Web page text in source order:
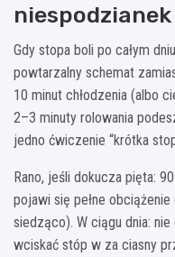
niespodzianek
Gdy stopa boli po całym
powtarzalny schemat
10 minut chłodzenia (albo
2–3 minuty rolowania
jedno ćwiczenie “krótka
Rano, jeśli dokucza pięta:
pojawi się pełne
siedząco). W ciągu dnia:
wciskać stóp w za ciasny